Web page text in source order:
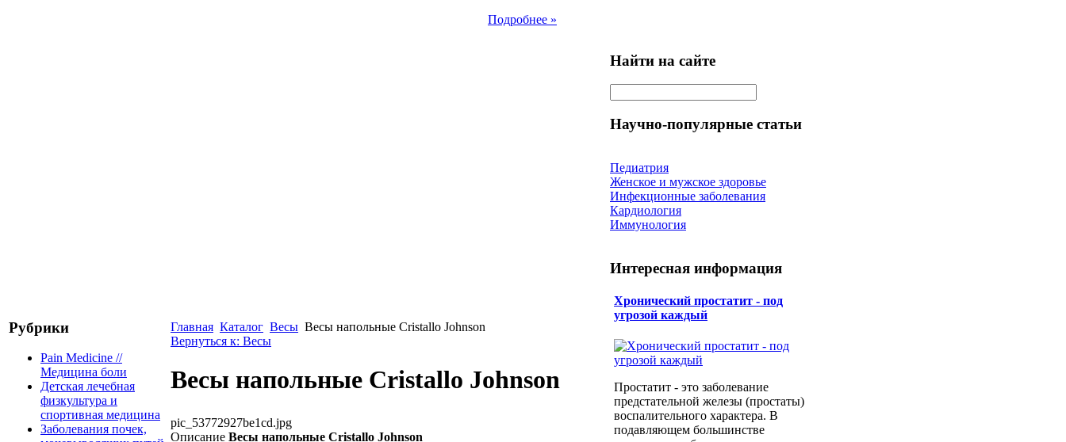
Подробнее »
Рубрики
Pain Medicine //
Медицина боли
Детская лечебная
физкультура и
спортивная медицина
Заболевания почек,
Главная Каталог Весы Весы напольные Cristallo Johnson
Вернуться к: Весы
Весы напольные Cristallo Johnson
pic_53772927be1cd.jpg
Описание Весы напольные Cristallo Johnson
Найти на сайте
Научно-популярные статьи
Педиатрия
Женское и мужское здоровье
Инфекционные заболевания
Кардиология
Иммунология
Интересная информация
Хронический простатит - под
угрозой каждый
Простатит - это заболевание
предстательной железы (простаты)
воспалительного характера. В
подавляющем большинстве